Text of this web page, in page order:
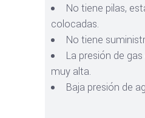
No tiene pilas,
colocadas.
No tiene
La presión de
muy alta.
Baja presión de